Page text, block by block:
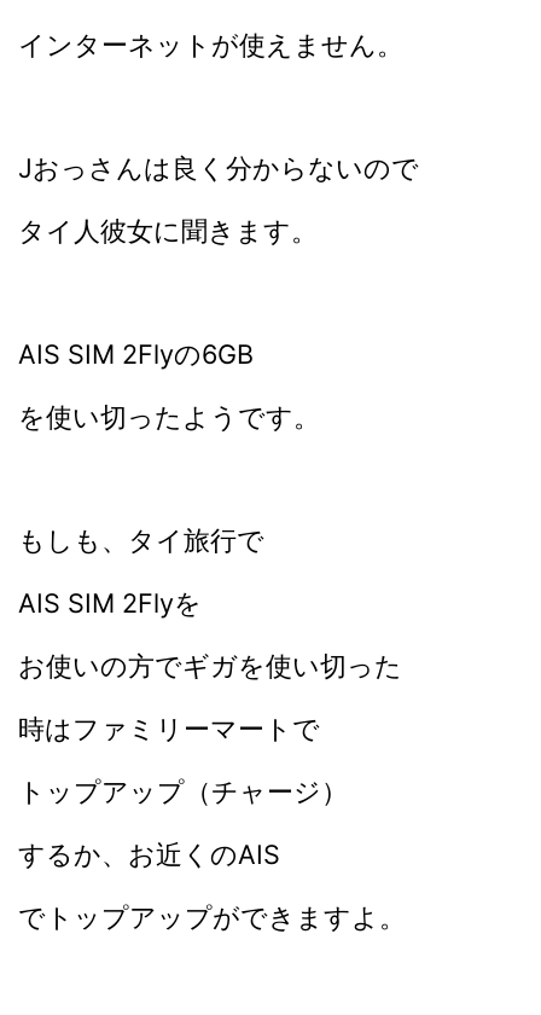
インターネットが使えません。
Jおっさんは良く分からないので
タイ人彼女に聞きます。
AIS SIM 2Flyの6GB
を使い切ったようです。
もしも、タイ旅行で
AIS SIM 2Flyを
お使いの方でギガを使い切った
時はファミリーマートで
トップアップ（チャージ）
するか、お近くのAIS
でトップアップができますよ。